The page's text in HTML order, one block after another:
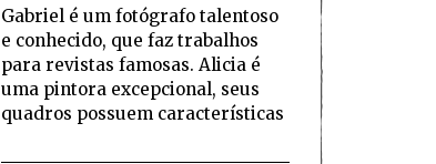
Gabriel é um fotógrafo talentoso
e conhecido, que faz trabalhos
para revistas famosas. Alicia é
uma pintora excepcional, seus
quadros possuem características